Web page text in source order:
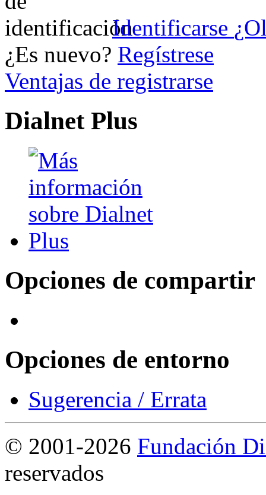
Identificarse
¿Es nuevo? Regístrese
Ventajas de registrarse
Dialnet Plus
Opciones de compartir
Opciones de entorno
Sugerencia / Errata
© 2001-2026 Fundación
reservados